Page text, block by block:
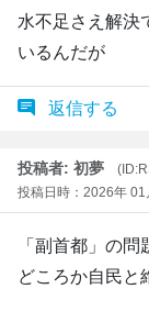
水不足さえ解決
いるんだが
返信する
投稿者: 初夢
投稿日時：2026年
「副首都」の
どころか自民と